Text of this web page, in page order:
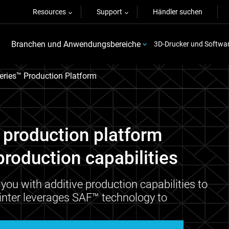
Resources Support Händler suchen
Branchen und Anwendungsbereiche 3D-Drucker und
Production Platform
platform
capabilities
with additive production capabilities to
leverages SAF™ technology to